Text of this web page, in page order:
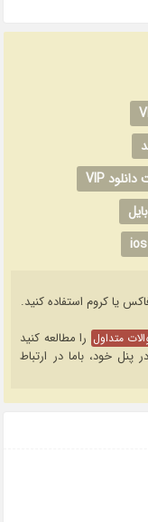
متداول را مطالعه کنید
در پنل خود، باما در ارتباط